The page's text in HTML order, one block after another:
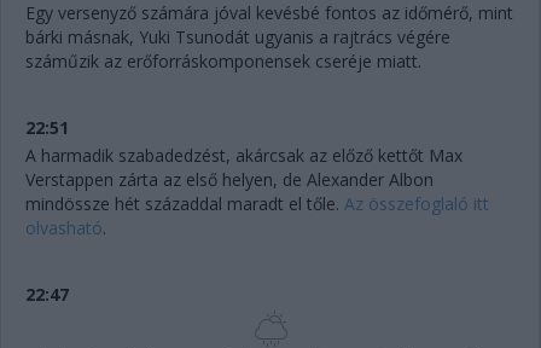
Egy versenyző számára jóval kevésbé fontos az időmérő, mint
bárki másnak, Yuki Tsunodát ugyanis a rajtrács végére
száműzik az erőforráskomponensek cseréje miatt.
22:51
A harmadik szabadedzést, akárcsak az előző kettőt Max
Verstappen zárta az első helyen, de Alexander Albon
mindössze hét századdal maradt el tőle. Az összefoglaló itt
olvasható.
22:47